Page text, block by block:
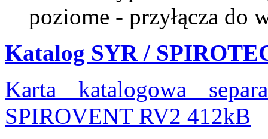
poziome - przyłącza do
Katalog SYR /
Karta katalogowa
SPIROVENT RV2 412kB